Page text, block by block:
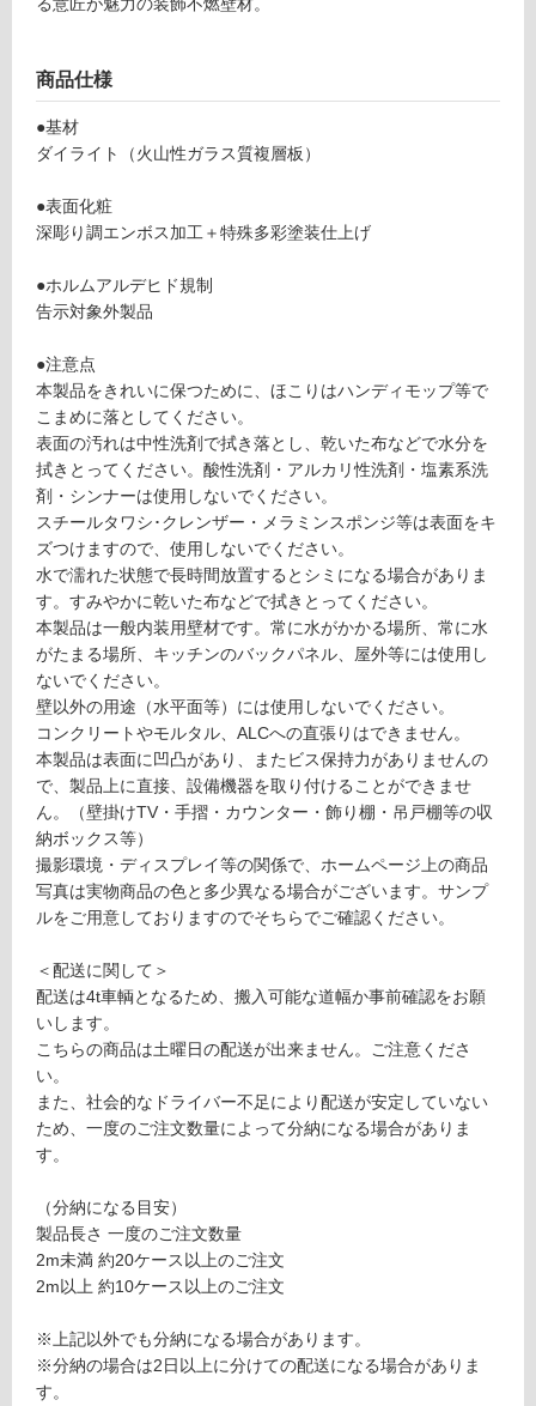
運賃表
可
フ
ー
リ
ン
グ
土足・遮
音・床暖
対
応
し
て
い
る
対
応
し
て
い
る
が
制
限
り
の
注
が
必
商
品
仕
様
を
ご
商品仕様
●基材
ダイライト（火山性ガラス質複層板）
●表面化粧
深彫り調エンボス加工＋特殊多彩塗装仕上げ
●ホルムアルデヒド規制
告示対象外製品
●注意点
本製品をきれいに保つために、ほこりはハンディモップ等で
こまめに落としてください。
表面の汚れは中性洗剤で拭き落とし、乾いた布などで水分を
拭きとってください。酸性洗剤・アルカリ性洗剤・塩素系洗
剤・シンナーは使用しないでください。
スチールタワシ･クレンザー・メラミンスポンジ等は表面をキ
ズつけますので、使用しないでください。
水で濡れた状態で長時間放置するとシミになる場合がありま
す。すみやかに乾いた布などで拭きとってください。
本製品は一般内装用壁材です。常に水がかかる場所、常に水
がたまる場所、キッチンのバックパネル、屋外等には使用し
ないでください。
壁以外の用途（水平面等）には使用しないでください。
コンクリートやモルタル、ALCへの直張りはできません。
本製品は表面に凹凸があり、またビス保持力がありませんの
で、製品上に直接、設備機器を取り付けることができませ
ん。（壁掛けTV・手摺・カウンター・飾り棚・吊戸棚等の収
納ボックス等）
撮影環境・ディスプレイ等の関係で、ホームページ上の商品
写真は実物商品の色と多少異なる場合がございます。サンプ
ルをご用意しておりますのでそちらでご確認ください。
＜配送に関して＞
配送は4t車輌となるため、搬入可能な道幅か事前確認をお願
いします。
こちらの商品は土曜日の配送が出来ません。ご注意くださ
い。
また、社会的なドライバー不足により配送が安定していない
ため、一度のご注文数量によって分納になる場合がありま
す。
（分納になる目安）
製品長さ 一度のご注文数量
2m未満 約20ケース以上のご注文
2m以上 約10ケース以上のご注文
※上記以外でも分納になる場合があります。
※分納の場合は2日以上に分けての配送になる場合がありま
す。